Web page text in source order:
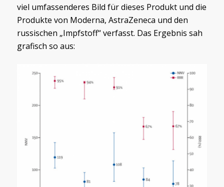
viel umfassenderes Bild für dieses Produkt und die
Produkte von Moderna, AstraZeneca und den
russischen „Impfstoff“ verfasst. Das Ergebnis sah
grafisch so aus: